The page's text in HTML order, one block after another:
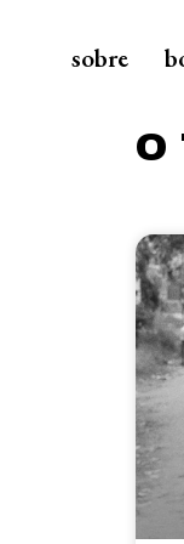
sobre
O